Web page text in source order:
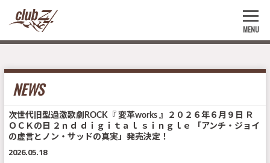
MENU
NEWS
次世代旧型過激歌劇ROCK『 変革works 』２０２６年６月９日 Ｒ
ＯＣＫの日 ２ｎｄ ｄｉｇｉｔａｌ ｓｉｎｇｌｅ 「アンチ・ジョイ
の虚言とノン・サッドの真実」発売決定！
2026.05.18